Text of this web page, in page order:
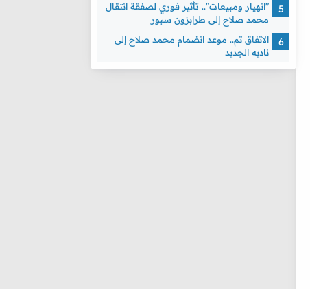
"انهيار ومبيعات".. تأثير فوري لصفقة انتقال
محمد صلاح إلى طرابزون سبور
الاتفاق تم.. موعد انضمام محمد صلاح إلى
ناديه الجديد